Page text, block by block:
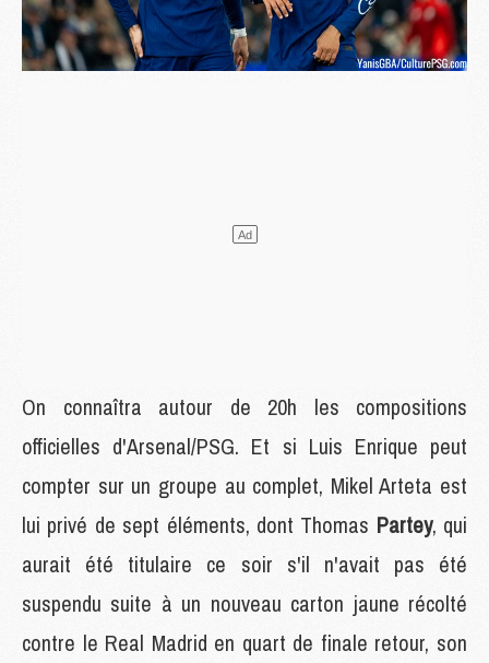
On connaîtra autour de 20h les compositions
officielles d'Arsenal/PSG. Et si Luis Enrique peut
compter sur un groupe au complet, Mikel Arteta est
lui privé de sept éléments, dont Thomas Partey, qui
aurait été titulaire ce soir s'il n'avait pas été
suspendu suite à un nouveau carton jaune récolté
contre le Real Madrid en quart de finale retour, son